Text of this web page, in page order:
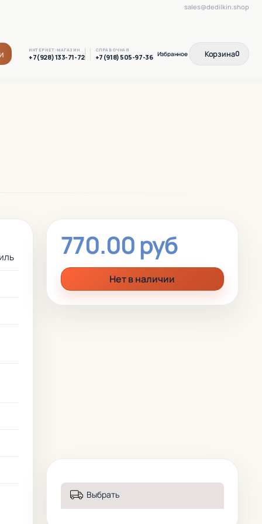
sales@dedilkin.shop
ИНТЕРНЕТ-МАГАЗИН
+7(928) 133-71-72
СПРАВОЧНАЯ
+7(918) 505-97-36 Корзина0
770.00 руб
Нет в наличии
Выбрать